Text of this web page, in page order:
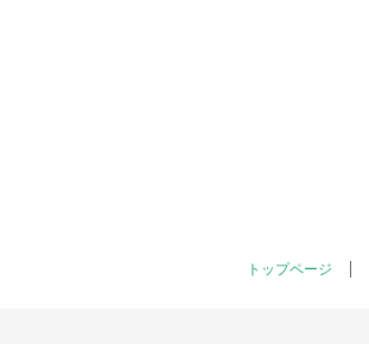
トップページ